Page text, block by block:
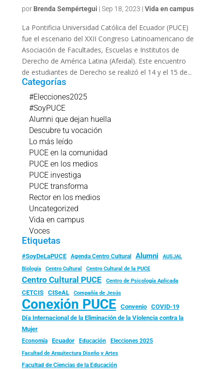
por Brenda Sempértegui | Sep 18, 2023 | Vida en campus
La Pontificia Universidad Católica del Ecuador (PUCE)
fue el escenario del XXII Congreso Latinoamericano de
Asociación de Facultades, Escuelas e Institutos de
Derecho de América Latina (Afeidal). Este encuentro
de estudiantes de Derecho se realizó el 14 y el 15 de...
Categorías
#Elecciones2025
#SoyPUCE
Alumni que dejan huella
Descubre tu vocación
Lo más leído
PUCE en la comunidad
PUCE en los medios
PUCE investiga
PUCE transforma
Rector en los medios
Uncategorized
Vida en campus
Voces
Etiquetas
#SoyDeLaPUCE Agenda Centro Cultural Alumni
AUSJAL
Biología
Centro Cultural Centro Cultural de la PUCE
Centro Cultural PUCE Centro de Psicología Aplicada
CETCIS CISeAL Compañía de Jesús
Conexión PUCE Convenio
COVID-19
Día Internacional de la Eliminación de la Violencia contra la
Mujer
Economía Ecuador Educación Elecciones 2025
Facultad de Arquitectura Diseño y Artes
Facultad de Ciencias de la Educación